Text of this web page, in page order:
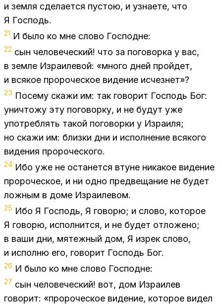
и зем­ля сде­ла­ет­ся пу­стою, и узна­е­те, что
Я Гос­подь.
21 И было ко мне сло­во Гос­подне:
22 сын че­ло­ве­че­ский! что за по­го­вор­ка у вас,
в зем­ле Из­ра­и­ле­вой: «м­но­го дней прой­дет,
и вся­кое про­ро­че­ское ви­де­ние ис­чез­нет»?
23 По­се­му ска­жи им: так го­во­рит Гос­подь Бог:
уни­что­жу эту по­го­вор­ку, и не бу­дут уже
упо­треб­лять та­кой по­го­вор­ки у Из­ра­и­ля;
но ска­жи им: близ­ки дни и ис­пол­не­ние вся­ко­го
ви­де­ния про­ро­че­ско­го.
24 Ибо уже не оста­нет­ся втуне ни­ка­кое ви­де­ние
про­ро­че­ское, и ни одно пред­ве­ща­ние не бу­дет
лож­ным в доме Из­ра­и­ле­вом.
25 Ибо Я Гос­подь, Я го­во­рю; и сло­во, ко­то­рое
Я го­во­рю, ис­пол­нит­ся, и не бу­дет от­ло­же­но;
в ваши дни, мя­теж­ный дом, Я из­рек сло­во,
и ис­пол­ню его, го­во­рит Гос­подь Бог.
26 И было ко мне сло­во Гос­подне:
27 сын че­ло­ве­че­ский! вот, дом Из­ра­и­лев
го­во­рит: «про­ро­че­ское ви­де­ние, ко­то­рое ви­дел